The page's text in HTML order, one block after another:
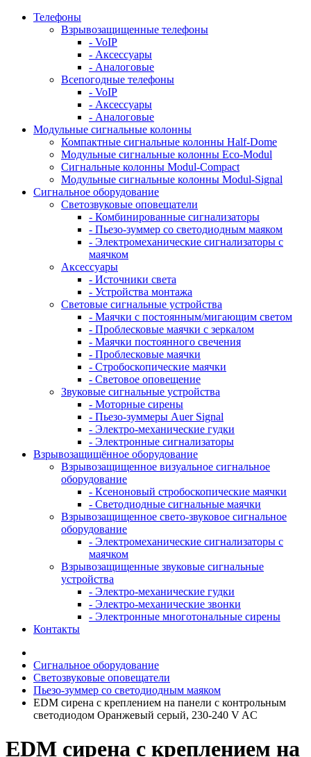
Телефоны
Взрывозащищенные телефоны
- VoIP
- Аксессуары
- Аналоговые
Всепогодные телефоны
- VoIP
- Аксессуары
- Аналоговые
Модульные сигнальные колонны
Компактные сигнальные колонны Half-Dome
Модульные сигнальные колонны Eco-Modul
Сигнальные колонны Modul-Compact
Модульные сигнальные колонны Modul-Signal
Сигнальное оборудование
Светозвуковые оповещатели
- Комбинированные сигнализаторы
- Пьезо-зуммер со светодиодным маяком
- Электромеханические сигнализаторы с
маячком
Аксессуары
- Источники света
- Устройства монтажа
Световые сигнальные устройства
- Маячки с постоянным/мигающим светом
- Проблесковые маячки с зеркалом
- Маячки постоянного свечения
- Проблесковые маячки
- Стробоскопические маячки
- Световое оповещение
Звуковые сигнальные устройства
- Моторные сирены
- Пьезо-зуммеры Auer Signal
- Электро-механические гудки
- Электронные сигнализаторы
Взрывозащищённое оборудование
Взрывозащищенное визуальное сигнальное
оборудование
- Ксеноновый стробоскопические маячки
- Светодиодные сигнальные маячки
Взрывозащищенное свето-звуковое сигнальное
оборудование
- Электромеханические сигнализаторы с
маячком
Взрывозащищенные звуковые сигнальные
устройства
- Электро-механические гудки
- Электро-механические звонки
- Электронные многотональные сирены
Контакты
Сигнальное оборудование
Светозвуковые оповещатели
Пьезо-зуммер со светодиодным маяком
EDM сирена с креплением на панели с контрольным
светодиодом Оранжевый серый, 230-240 V AC
EDM сирена с креплением на